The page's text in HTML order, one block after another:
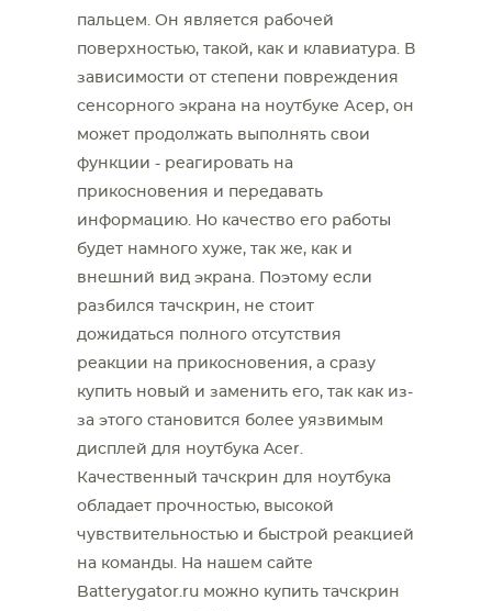
пальцем. Он является рабочей
поверхностью, такой, как и клавиатура. В
зависимости от степени повреждения
сенсорного экрана на ноутбуке Асер, он
может продолжать выполнять свои
функции - реагировать на
прикосновения и передавать
информацию. Но качество его работы
будет намного хуже, так же, как и
внешний вид экрана. Поэтому если
разбился тачскрин, не стоит
дожидаться полного отсутствия
реакции на прикосновения, а сразу
купить новый и заменить его, так как из-
за этого становится более уязвимым
дисплей для ноутбука Acer.
Качественный тачскрин для ноутбука
обладает прочностью, высокой
чувствительностью и быстрой реакцией
на команды. На нашем сайте
Batterygator.ru можно купить тачскрин